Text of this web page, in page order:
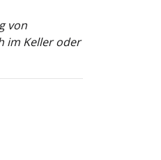
von
im Keller oder